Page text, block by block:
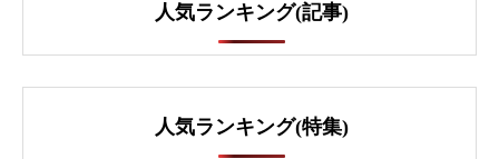
人気ランキング(記事)
人気ランキング(特集)